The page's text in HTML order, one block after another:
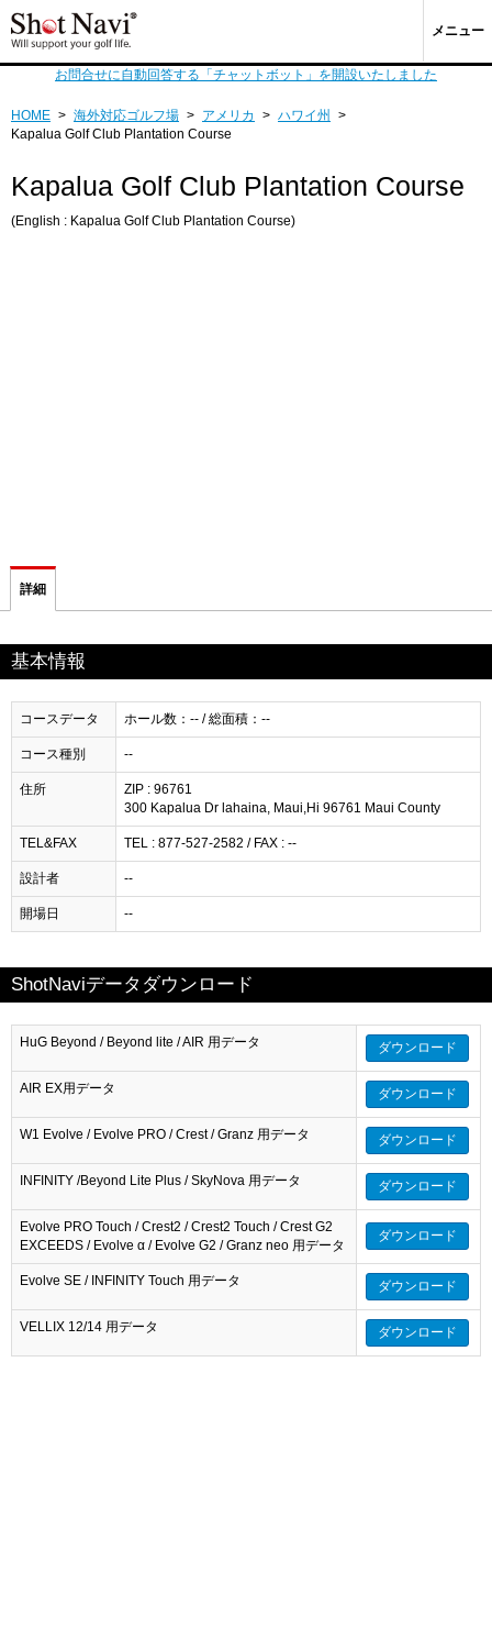
メニュー
お問合せに自動回答する「チャットボット」を開設いたしました
HOME > 海外対応ゴルフ場 > アメリカ > ハワイ州
>
Kapalua Golf Club Plantation Course
Kapalua Golf Club Plantation Course
(English : Kapalua Golf Club Plantation Course)
詳細
基本情報
コースデータ ホール数：-- / 総面積：--
コース種別 --
住所
ZIP : 96761
300 Kapalua Dr lahaina, Maui,Hi 96761 Maui County
TEL&FAX TEL : 877-527-2582 / FAX : --
設計者 --
開場日 --
ShotNaviデータダウンロード
HuG Beyond / Beyond lite / AIR 用データ ダウンロード
AIR EX用データ ダウンロード
W1 Evolve / Evolve PRO / Crest / Granz 用データ ダウンロード
INFINITY /Beyond Lite Plus / SkyNova 用データ ダウンロード
Evolve PRO Touch / Crest2 / Crest2 Touch / Crest G2
EXCEEDS / Evolve α / Evolve G2 / Granz neo 用データ
ダウンロード
Evolve SE / INFINITY Touch 用データ ダウンロード
VELLIX 12/14 用データ ダウンロード